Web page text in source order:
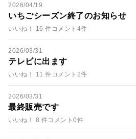
2026/04/19
いちごシーズン終了のお知らせ
いいね！ 16 件 コメント4件
2026/03/31
テレビに出ます
いいね！ 11 件 コメント2件
2026/03/31
最終販売です
いいね！ 8 件コメント0件